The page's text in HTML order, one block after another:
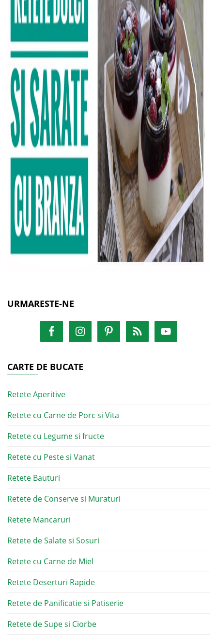
URMARESTE-NE
CARTE DE BUCATE
Retete Aperitive
Retete cu Carne de Porc si Vita
Retete cu Legume si fructe
Retete cu Peste si Vanat
Retete Bauturi
Retete de Conserve si Muraturi
Retete Mancaruri
Retete de Salate si Sosuri
Retete cu Carne de Miel
Retete Deserturi Rapide
Retete de Panificatie si Patiserie
Retete de Supe si Ciorbe